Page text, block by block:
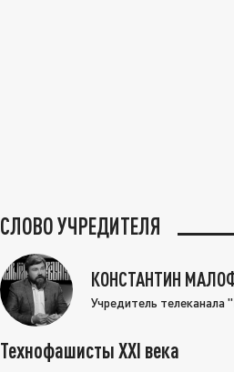
СЛОВО УЧРЕДИТЕЛЯ
КОНСТАНТИН
Учредитель телеканала
Технофашисты XXI века